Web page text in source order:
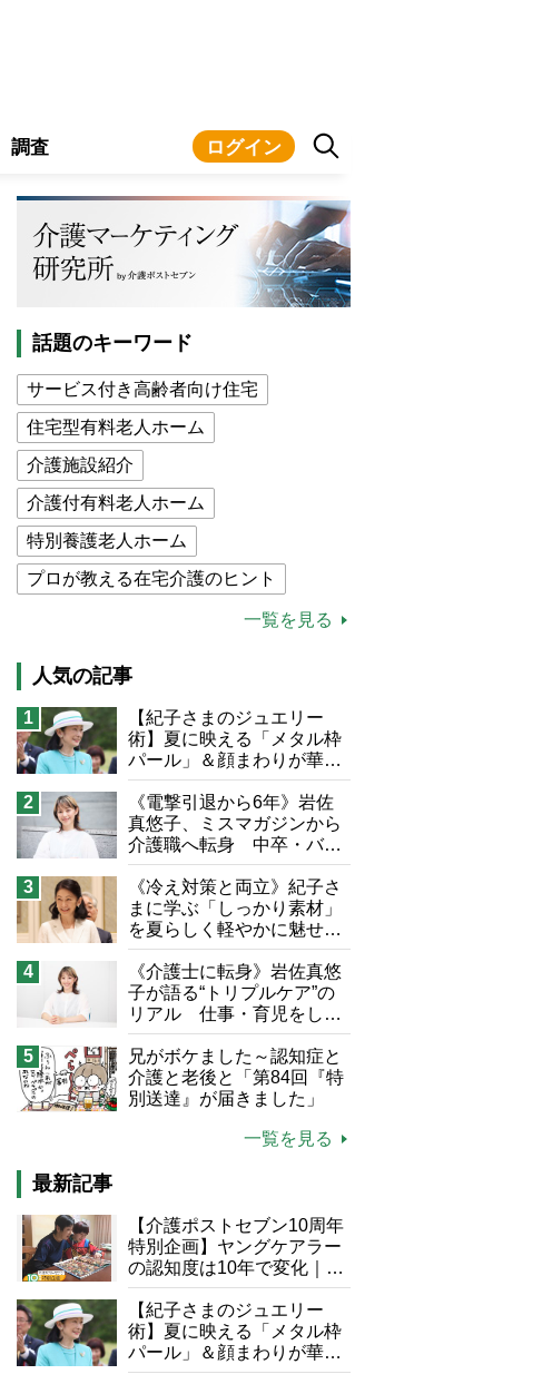
調査 ログイン
話題のキーワード
サービス付き高齢者向け住宅
住宅型有料老人ホーム
介護施設紹介
介護付有料老人ホーム
特別養護老人ホーム
プロが教える在宅介護のヒント
介護食
猫が母になつきません
息子の遠距離介護サバイバル術
兄がボケました
便利なサービス
予防法
一覧を見る
人気の記事
1
【紀子さまのジュエリー
術】夏に映える「メタル枠
パール」＆顔まわりが華や
ぐ「揺れる一粒」の使い分
け方
2
《電撃引退から6年》岩佐
真悠子、ミスマガジンから
介護職へ転身 中卒・バイ
ト経験ゼロの彼女が見つけ
た“居場所”「社会の役に立
ちながら自分らしくいられ
る」
3
《冷え対策と両立》紀子さ
まに学ぶ「しっかり素材」
を夏らしく軽やかに魅せる
3つの着こなし法則
4
《介護士に転身》岩佐真悠
子が語る“トリプルケア”の
リアル 仕事・育児をしな
がら96歳の義祖母と同居し
て介護 プロだから言える
「家での介護は“雑”でも気
にしない」
5
兄がボケました～認知症と
介護と老後と「第84回『特
別送達』が届きました」
一覧を見る
最新記事
【介護ポストセブン10周年
特別企画】ヤングケアラー
の認知度は10年で変化｜流
行語大賞にノミネート、法
律にも明記されたが果たし
て現在は？
【紀子さまのジュエリー
術】夏に映える「メタル枠
パール」＆顔まわりが華や
ぐ「揺れる一粒」の使い分